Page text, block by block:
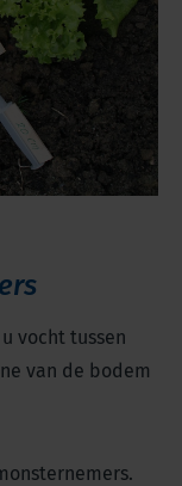
vocht tussen
van de bodem